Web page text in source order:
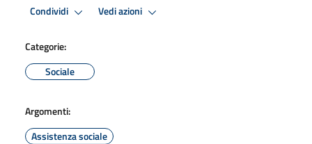
Condividi Vedi azioni
Categorie:
Sociale
Argomenti:
Assistenza sociale